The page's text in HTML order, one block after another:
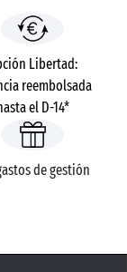
Libertad:
reembolsada
el D-14*
de gestión